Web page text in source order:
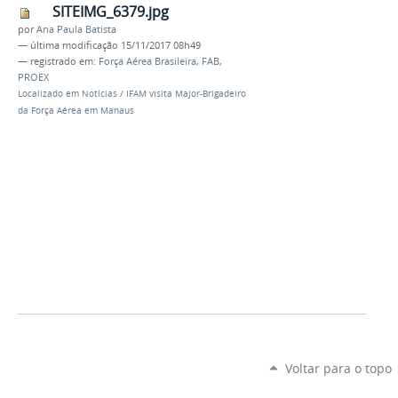
SITEIMG_6379.jpg
porAna Paula Batista
— última modificação 15/11/2017 08h49
— registrado em: Força Aérea Brasileira, FAB,
PROEX
Localizado em Notícias / IFAM visita Major-Brigadeiro
da Força Aérea em Manaus
Voltar para o topo